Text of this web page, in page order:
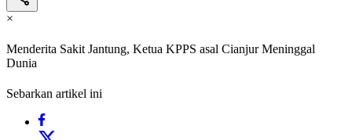
×
Menderita Sakit Jantung, Ketua KPPS asal Cianjur Meninggal
Dunia
Sebarkan artikel ini